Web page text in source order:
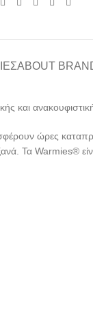
ABOUT
και
ώρες
Τα Warmies®